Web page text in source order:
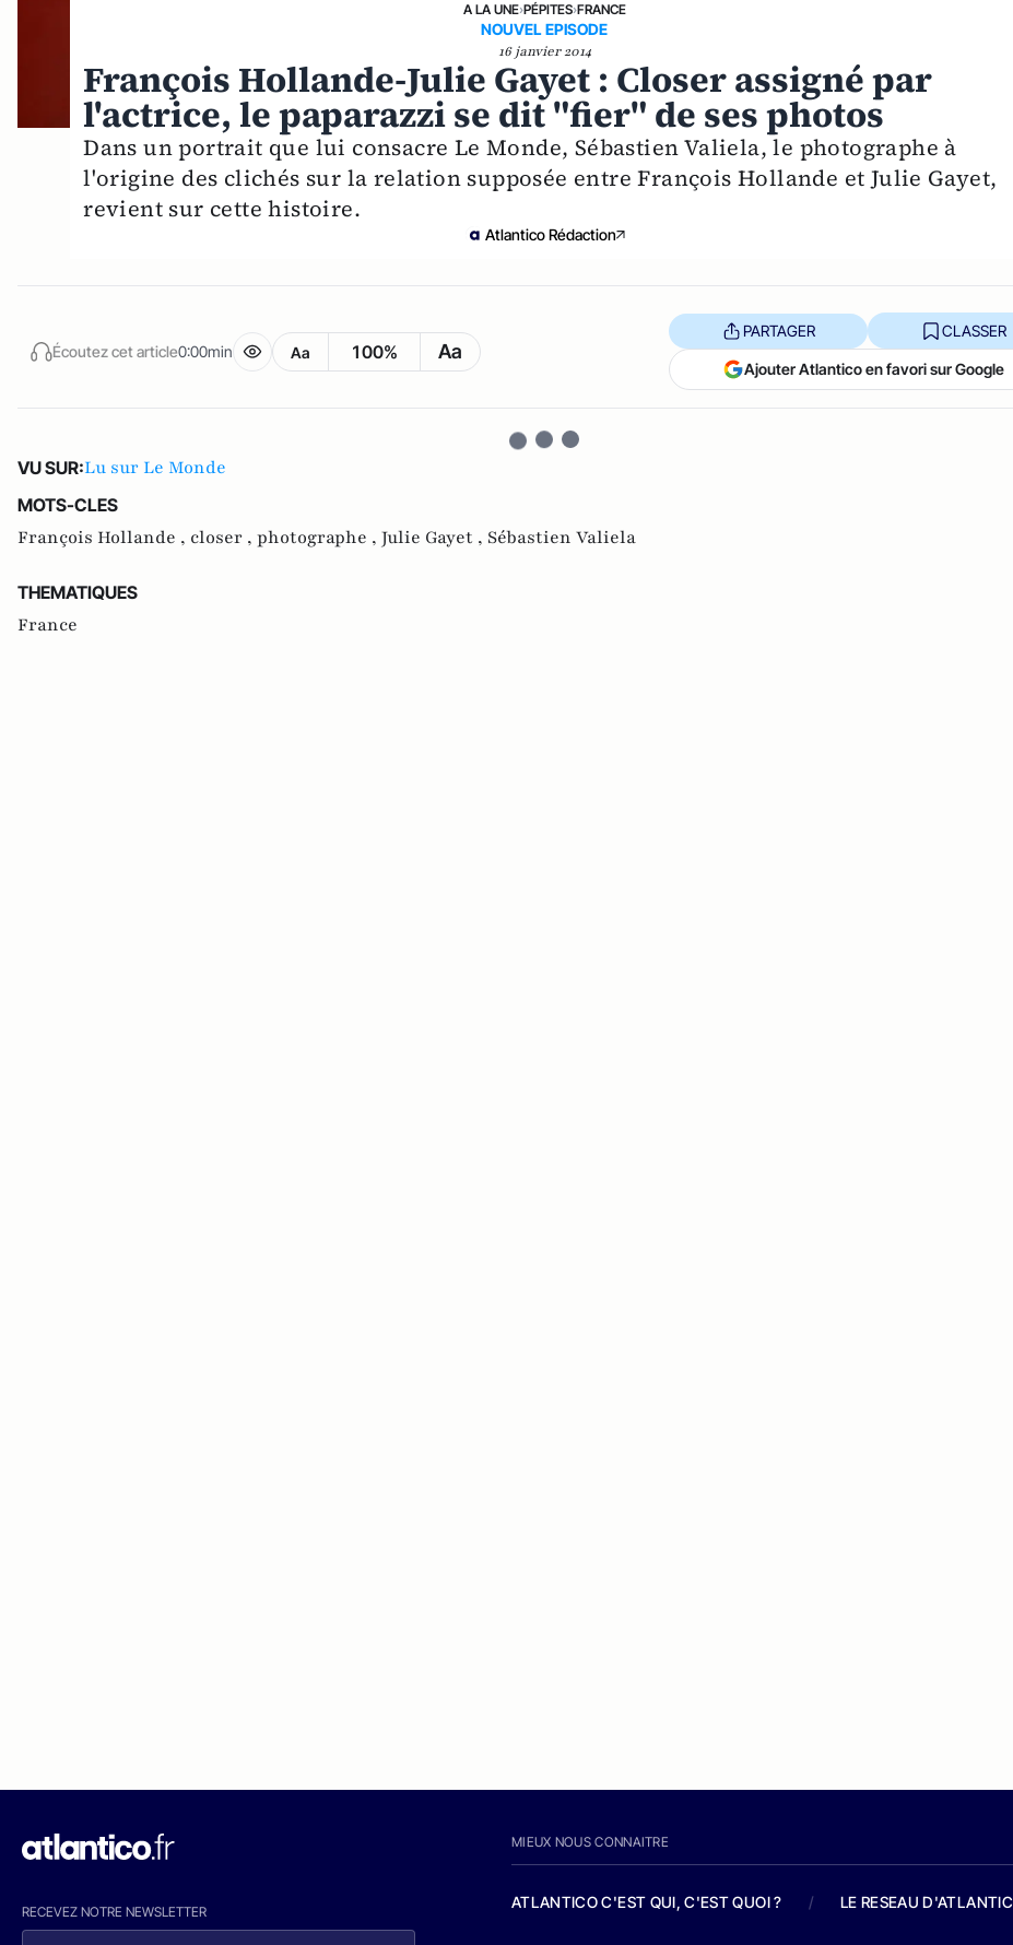
A LA UNE›PÉPITES›FRANCE
NOUVEL EPISODE
16 janvier 2014
François Hollande-Julie Gayet : Closer assigné par
l'actrice, le paparazzi se dit "fier" de ses photos
Dans un portrait que lui consacre Le Monde, Sébastien Valiela, le photographe à
l'origine des clichés sur la relation supposée entre François Hollande et Julie Gayet,
revient sur cette histoire.
Atlantico Rédaction
Écoutez cet article0:00min Aa 100% Aa
PARTAGER CLASSER
Ajouter Atlantico en favori sur Google
VU SUR:Lu sur Le Monde
MOTS-CLES
François Hollande , closer , photographe , Julie Gayet , Sébastien Valiela
THEMATIQUES
France
RECEVEZ NOTRE NEWSLETTER
MIEUX NOUS CONNAITRE
ATLANTICO C'EST QUI, C'EST QUOI ? / LE RESEAU